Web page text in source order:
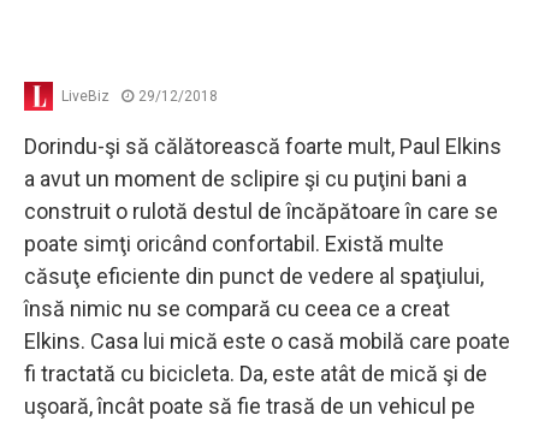
LiveBiz 29/12/2018
Dorindu-şi să călătorească foarte mult, Paul Elkins
a avut un moment de sclipire şi cu puţini bani a
construit o rulotă destul de încăpătoare în care se
poate simţi oricând confortabil. Există multe
căsuţe eficiente din punct de vedere al spaţiului,
însă nimic nu se compară cu ceea ce a creat
Elkins. Casa lui mică este o casă mobilă care poate
fi tractată cu bicicleta. Da, este atât de mică şi de
uşoară, încât poate să fie trasă de un vehicul pe